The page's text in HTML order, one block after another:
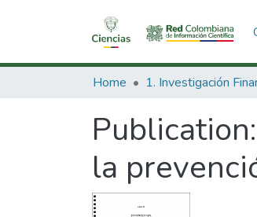
Home
Publication:
la